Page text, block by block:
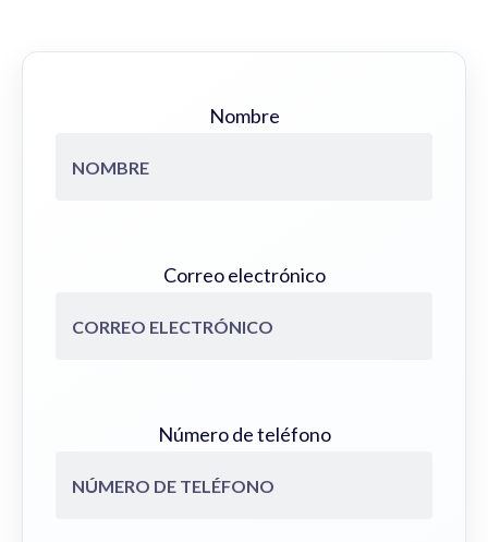
Nombre
Correo electrónico
Número de teléfono